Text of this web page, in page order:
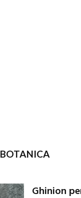
BOTANICA
Ghinion